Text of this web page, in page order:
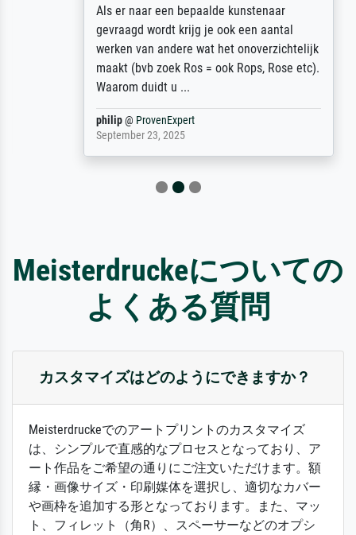
Als er naar een bepaalde kunstenaar
gevraagd wordt krijg je ook een aantal
werken van andere wat het onoverzichtelijk
maakt (bvb zoek Ros = ook Rops, Rose etc).
Waarom duidt u ...
@ProvenExpert
September 23, 2025
Meisterdruckeについての
よくある質問
カスタマイズはどのようにできますか？
Meisterdruckeでのアートプリントのカスタマイズ
は、シンプルで直感的なプロセスとなっており、ア
ート作品をご希望の通りにご注文いただけます。額
縁・画像サイズ・印刷媒体を選択し、適切なカバー
や画枠を追加する形となっております。また、マッ
ト、フィレット（角R）、スペーサーなどのオプシ